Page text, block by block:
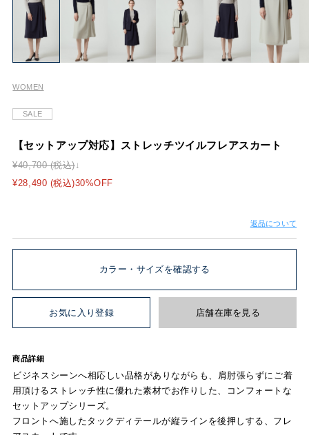
WOMEN
SALE
【セットアップ対応】ストレッチツイルフレアスカート
¥40,700 (税込)
¥28,490 (税込)30%OFF
返品について
カラー・サイズを確認する
お気に入り登録 店舗在庫を見る
商品詳細
ビジネスシーンへ相応しい品格がありながらも、肩肘張らずにご着
用頂けるストレッチ性に優れた素材でお作りした、コンフォートな
セットアップシリーズ。
フロントへ施したタックディテールが縦ラインを後押しする、フレ